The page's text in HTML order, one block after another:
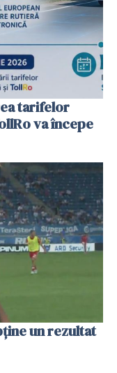
tarifelor
va începe
un rezultat